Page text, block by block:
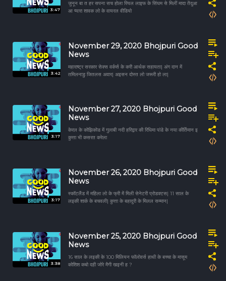
3:47
जुनून बा त हर सपना सच होला रियल लाइफ के सिंघम से मिलीं मादा तेंदुआ
आ प्यारा शावक लो के वायरल वीडियो
3:42
November 29, 2020 Bhojpuri Good
News
महाराष्ट्र सरकार सेक्स वर्कर्स के करी आर्थक सहायता| अंग दान में
तमिलनाडु जितलस अवार| अइसन दोस्त लो जरूरी हो ला|
3:17
November 27, 2020 Bhojpuri Good
News
केरल के कोझिकोड में गुलाबी नदी हरिद्वार की रिधिमा पांडे के नया कीर्तिमान इ
कुत्ता भी कसरत करेला
3:17
November 26, 2020 Bhojpuri Good
News
स्कॉटलैंड में महिला लो के फ्री में मिली सेनेटरी प्रोडक्टस| 11 साल के
लइकी शार्क के बचवली| कुत्ता के बहादुरी के मिलल सम्मान|
3:38
November 25, 2020 Bhojpuri Good
News
16 साल के लइकी के 100 मिलियन फॉलोवर्स हाथी के बच्चा के मासूम
कोशिश कबो दही जोरे मैगी खइनी ह ?